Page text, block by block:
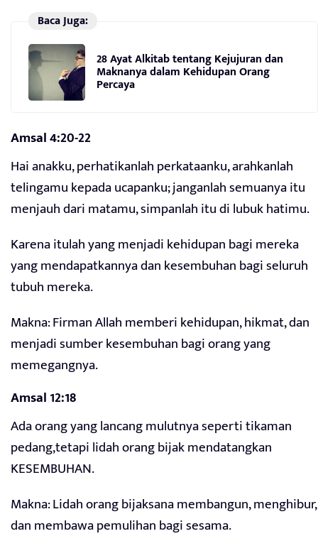
Baca Juga:
28 Ayat Alkitab tentang Kejujuran dan
Maknanya dalam Kehidupan Orang
Percaya
Amsal 4:20-22
Hai anakku, perhatikanlah perkataanku, arahkanlah
telingamu kepada ucapanku; janganlah semuanya itu
menjauh dari matamu, simpanlah itu di lubuk hatimu.
Karena itulah yang menjadi kehidupan bagi mereka
yang mendapatkannya dan kesembuhan bagi seluruh
tubuh mereka.
Makna: Firman Allah memberi kehidupan, hikmat, dan
menjadi sumber kesembuhan bagi orang yang
memegangnya.
Amsal 12:18
Ada orang yang lancang mulutnya seperti tikaman
pedang,tetapi lidah orang bijak mendatangkan
KESEMBUHAN.
Makna: Lidah orang bijaksana membangun, menghibur,
dan membawa pemulihan bagi sesama.